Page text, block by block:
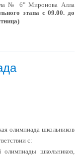
№ 6" Миронова Алла
этапа с 09.00. до
олимпиада школьников
с:
олимпиады школьников,